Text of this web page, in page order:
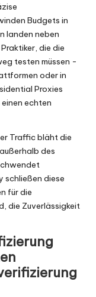
Budgets in
landen neben
die die
testen müssen -
oder in
Proxies
echten
Traffic bläht die
des
schließen diese
für die
die Zuverlässigkeit